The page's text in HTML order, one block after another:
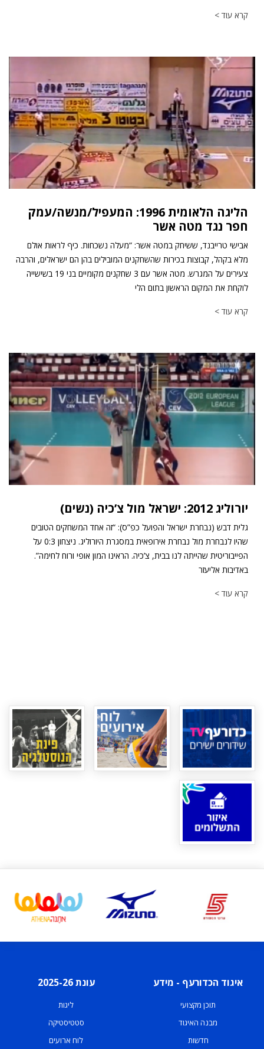
קרא עוד >
הליגה הלאומית 1996: המעפיל/מנשה/עמק
חפר נגד מטה אשר
אבישי טרייבנד, ששיחק במטה אשר: “מעלה נשכחות. כיף לראות אולם
מלא בקהל, קבוצות בכירות שהשחקנים המובילים בהן הם ישראלים, והרבה
צעירים על המגרש. מטה אשר עם 3 שחקנים מקומיים בני 19 בשישייה
לוקחת את המקום הראשון בתום הלי
קרא עוד >
יורוליג 2012: ישראל מול צ’כיה (נשים)
גלית דבש (נבחרת ישראל והפועל כפ”ס): “זה אחד המשחקים הטובים
שהיו לנבחרת מול נבחרת אירופאית במסגרת היורוליג. ניצחון 0:3 על
הפייבוריטית שהייתה לנו בבית, צ’כיה. הראינו המון אופי ורוח לחימה”.
באדיבות אליעזר
קרא עוד >
איגוד הכדורעף - מידע
תוכן מקצועי
מבנה האיגוד
חדשות
עונת 2025-26
ליגות
סטטיסטיקה
לוח ארועים